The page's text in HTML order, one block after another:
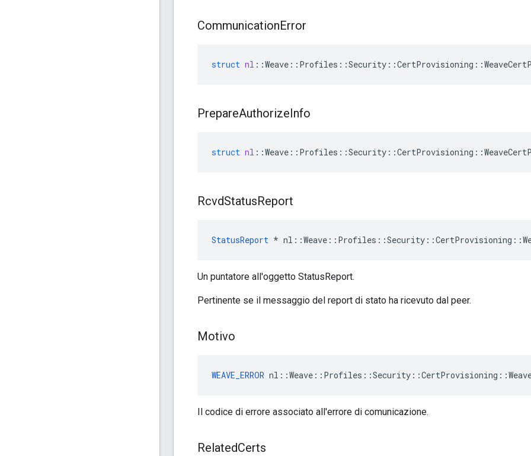
CommunicationError
struct nl ::Weave :: Profiles ::Security ::CertProvisioning ::
PrepareAuthorizeInfo
struct nl ::Weave :: Profiles ::Security ::CertProvisioning ::
RcvdStatusReport
StatusReport *
Un puntatore all'oggetto StatusReport.
Pertinente se il messaggio del report di stato ha ricevuto dal peer.
Motivo
WEAVE_ERROR
Il codice di errore associato all'errore di comunicazione.
RelatedCerts